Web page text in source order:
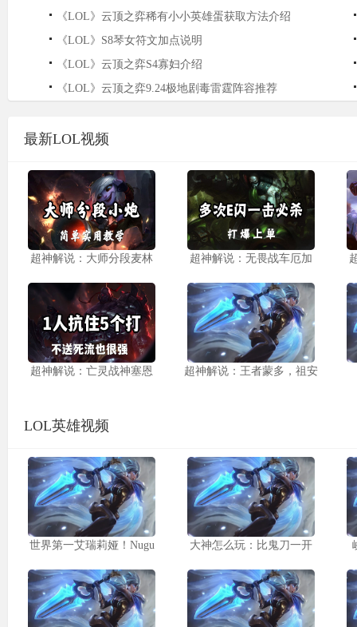
《LOL》云顶之弈稀有小小英雄蛋获取方法介绍
《LOL》S8琴女符文加点说明
《LOL》云顶之弈S4寡妇介绍
《LOL》云顶之弈9.24极地剧毒雷霆阵容推荐
最新LOL视频
超神解说：大师分段麦林 超神解说：无畏战车厄加
超神解说：亡灵战神塞恩 超神解说：王者蒙多，祖安
LOL英雄视频
世界第一艾瑞莉娅！Nugu 大神怎么玩：比鬼刀一开